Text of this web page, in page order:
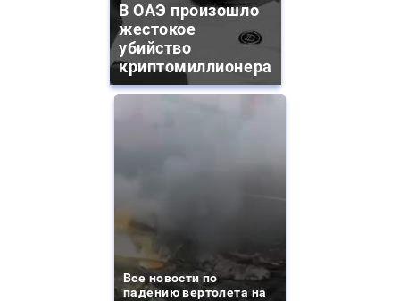
В ОАЭ произошло
жестокое
убийство
криптомиллионера
Все новости по
падению вертолета на